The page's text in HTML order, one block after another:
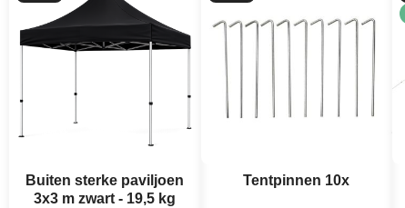
Buiten sterke paviljoen
3x3 m zwart - 19,5 kg
Tentpinnen 10x